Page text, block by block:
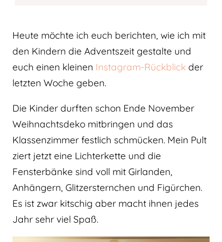
Heute möchte ich euch berichten, wie ich mit
den Kindern die Adventszeit gestalte und
euch einen kleinen Instagram-Rückblick der
letzten Woche geben.
Die Kinder durften schon Ende November
Weihnachtsdeko mitbringen und das
Klassenzimmer festlich schmücken. Mein Pult
ziert jetzt eine Lichterkette und die
Fensterbänke sind voll mit Girlanden,
Anhängern, Glitzersternchen und Figürchen.
Es ist zwar kitschig aber macht ihnen jedes
Jahr sehr viel Spaß.